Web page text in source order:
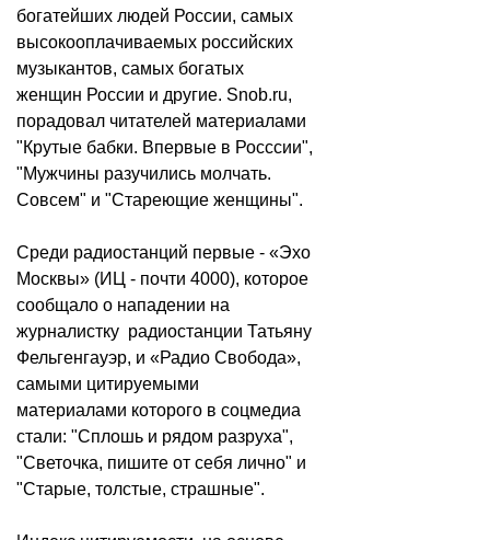
богатейших людей России, самых
высокооплачиваемых российских
музыкантов, самых богатых
женщин России и другие. Snob.ru,
порадовал читателей материалами
"Крутые бабки. Впервые в Росссии",
"Мужчины разучились молчать.
Совсем" и "Стареющие женщины".
Среди радиостанций первые - «Эхо
Москвы» (ИЦ - почти 4000), которое
сообщало о нападении на
журналистку радиостанции Татьяну
Фельгенгауэр, и «Радио Свобода»,
самыми цитируемыми
материалами которого в соцмедиа
стали: "Сплошь и рядом разруха",
"Светочка, пишите от себя лично" и
"Старые, толстые, страшные".